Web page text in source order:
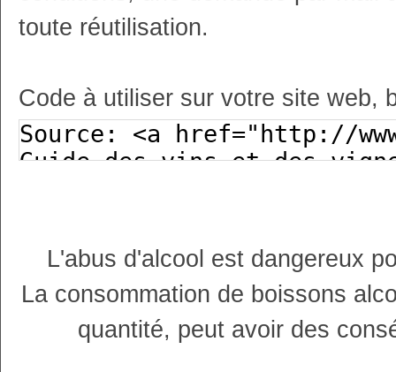
toute réutilisation.
Code à utiliser sur votre site web,
L'abus d'alcool est dangereux
La consommation de boissons
quantité, peut avoir des